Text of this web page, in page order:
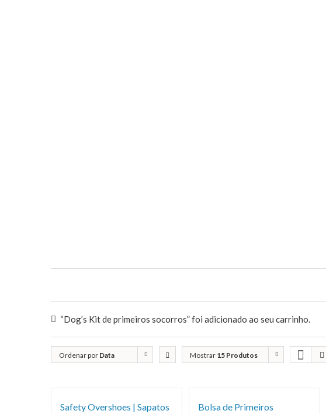
“Dog’s Kit de primeiros socorros” foi adicionado ao seu carrinho.
Ordenar por Data Mostrar 15 Produtos
Safety Overshoes | Sapatos
Bolsa de Primeiros